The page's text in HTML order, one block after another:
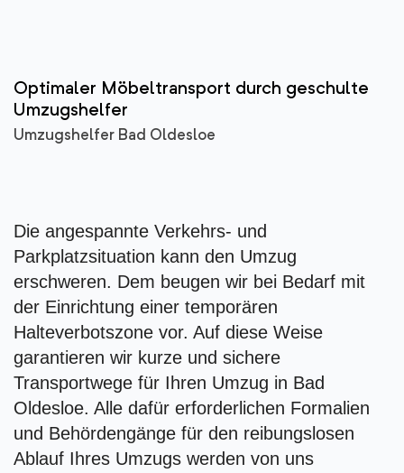
Optimaler Möbeltransport durch geschulte
Umzugshelfer
Umzugshelfer Bad Oldesloe
Die angespannte Verkehrs- und
Parkplatzsituation kann den Umzug
erschweren. Dem beugen wir bei Bedarf mit
der Einrichtung einer temporären
Halteverbotszone vor. Auf diese Weise
garantieren wir kurze und sichere
Transportwege für Ihren Umzug in Bad
Oldesloe. Alle dafür erforderlichen Formalien
und Behördengänge für den reibungslosen
Ablauf Ihres Umzugs werden von uns